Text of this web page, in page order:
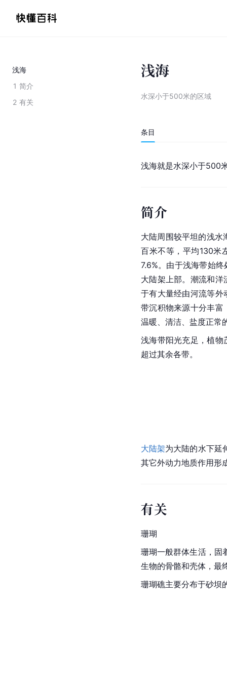
浅海
1 简介
2 有关
浅海
水深小于500米的区域
条目
浅海就是水深小于500
简介
大陆周围较平坦的浅水
百米不等，平均130米
7.6%。由于浅海带始
大陆架上部。潮流和
于有大量经由河流等外
带沉积物来源十分丰富
温暖、清洁、盐度正常
浅海带阳光充足，植物
超过其余各带。
大陆架为大陆的水下延
其它外动力地质作用形
有关
珊瑚
珊瑚一般群体生活，固
生物的骨骼和壳体，最
珊瑚礁主要分布于砂坝